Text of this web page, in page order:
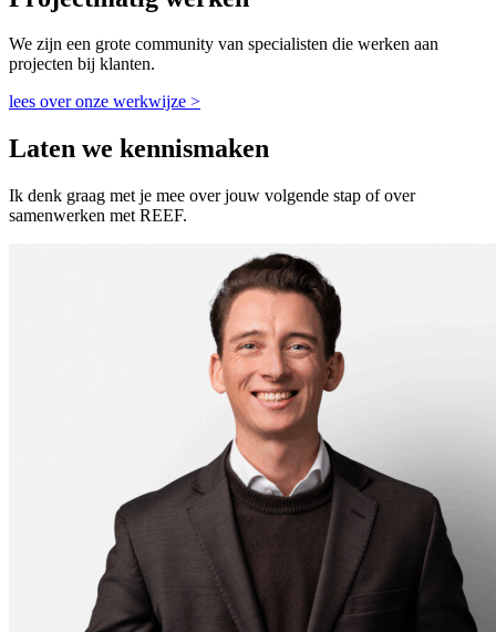
We zijn een grote community van specialisten die werken aan
projecten bij klanten.
lees over onze werkwijze >
Laten we kennismaken
Ik denk graag met je mee over jouw volgende stap of over
samenwerken met REEF.